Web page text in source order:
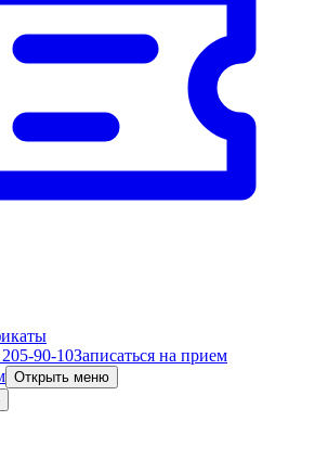
90-10Записаться на прием
Открыть меню